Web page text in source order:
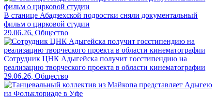
В станице Абадзехской подростки сняли документальный
фильм о цирковой студии
29.06.26, Общество
Сотрудник ЦНК Адыгейска получит госстипендию на
реализацию творческого проекта в области кинематографии
29.06.26, Общество